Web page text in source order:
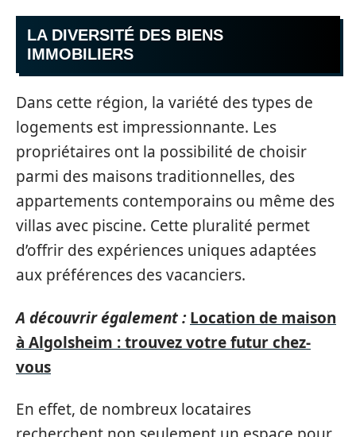
LA DIVERSITÉ DES BIENS
IMMOBILIERS
Dans cette région, la variété des types de
logements est impressionnante. Les
propriétaires ont la possibilité de choisir
parmi des maisons traditionnelles, des
appartements contemporains ou même des
villas avec piscine. Cette pluralité permet
d’offrir des expériences uniques adaptées
aux préférences des vacanciers.
A découvrir également : Location de maison
à Algolsheim : trouvez votre futur chez-
vous
En effet, de nombreux locataires